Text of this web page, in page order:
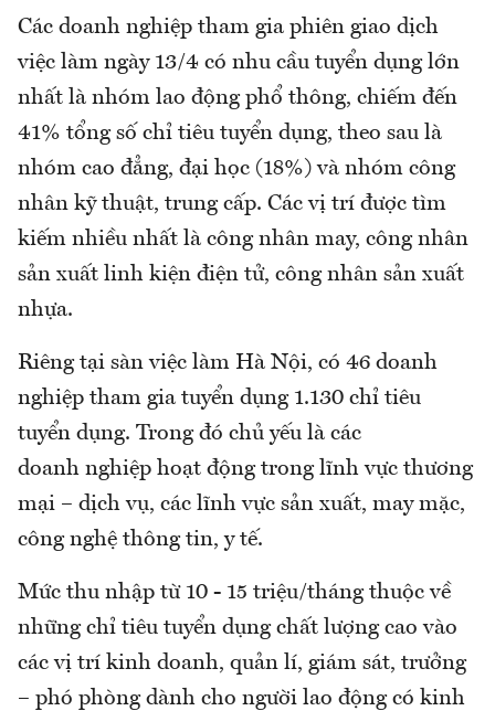
Các doanh nghiệp tham gia phiên giao dịch
việc làm ngày 13/4 có nhu cầu tuyển dụng lớn
nhất là nhóm lao động phổ thông, chiếm đến
41% tổng số chỉ tiêu tuyển dụng, theo sau là
nhóm cao đẳng, đại học (18%) và nhóm công
nhân kỹ thuật, trung cấp. Các vị trí được tìm
kiếm nhiều nhất là công nhân may, công nhân
sản xuất linh kiện điện tử, công nhân sản xuất
nhựa.
Riêng tại sàn việc làm Hà Nội, có 46 doanh
nghiệp tham gia tuyển dụng 1.130 chỉ tiêu
tuyển dụng. Trong đó chủ yếu là các
doanh nghiệp hoạt động trong lĩnh vực thương
mại – dịch vụ, các lĩnh vực sản xuất, may mặc,
công nghệ thông tin, y tế.
Mức thu nhập từ 10 - 15 triệu/tháng thuộc về
những chỉ tiêu tuyển dụng chất lượng cao vào
các vị trí kinh doanh, quản lí, giám sát, trưởng
– phó phòng dành cho người lao động có kinh